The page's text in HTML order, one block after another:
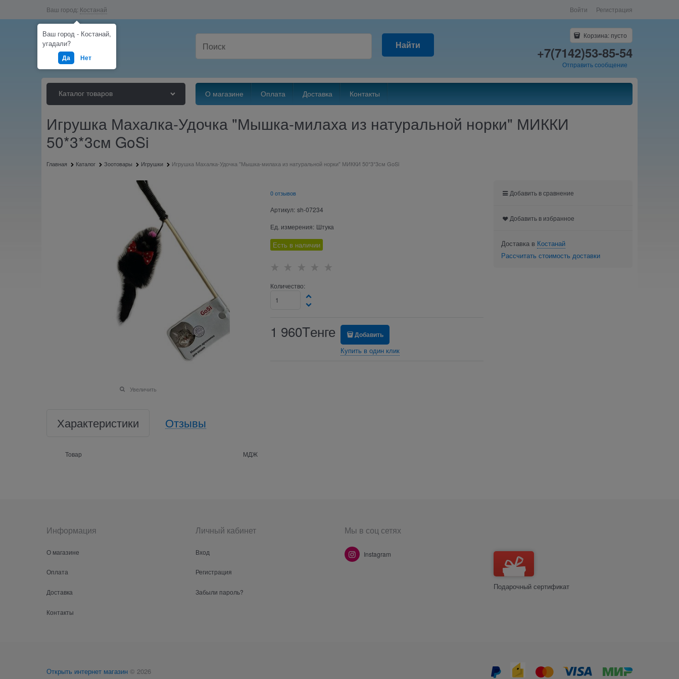
Ваш город: Костанай Войти Регистрация
Найти
Корзина: пусто
+7(7142)53-85-54
Отправить сообщение
Каталог товаров О магазине Оплата Доставка Контакты
Игрушка Махалка-Удочка "Мышка-милаха из натуральной норки" МИККИ
50*3*3см GoSi
Главная Каталог Зоотовары Игрушки Игрушка Махалка-Удочка "Мышка-милаха из натуральной норки" МИККИ 50*3*3см GoSi
Увеличить
0 отзывов
Артикул: sh-07234
Ед. измерения: Штука
Есть в наличии
Количество:
1 960Tенге Добавить
Купить в один клик
Характеристики Отзывы
Товар МДЖ
Добавить в сравнение
Добавить в избранное
Доставка в Костанай
Рассчитать стоимость доставки
Информация
О магазине
Оплата
Доставка
Контакты
Личный кабинет
Вход
Регистрация
Забыли пароль?
Мы в соц сетях
Instagram
Подарочный сертификат
Открыть интернет магазин © 2026
Ваш город - Костанай,
угадали?
Да Нет